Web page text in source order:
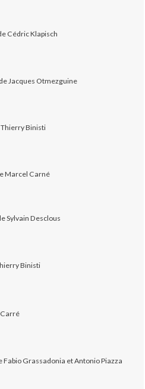
Cédric Klapisch
Jacques Otmezguine
Thierry Binisti
Marcel Carné
Sylvain Desclous
Binisti
Carré
Fabio Grassadonia et Antonio Piazza